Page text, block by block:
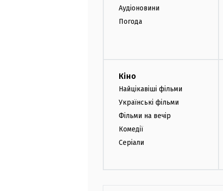
Аудіоновини
Погода
Кіно
Найцікавіші фільми
Українські фільми
Фільми на вечір
Комедії
Серіали